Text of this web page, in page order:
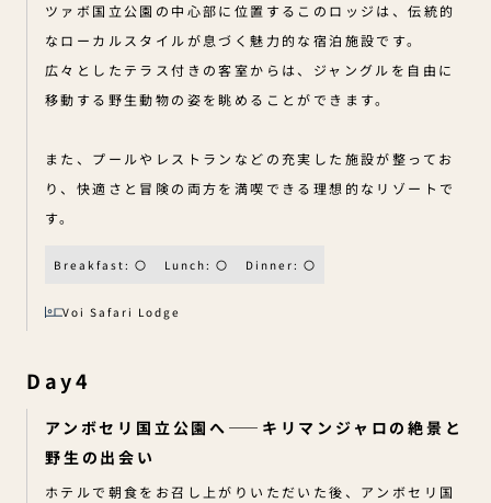
ツァボ国立公園の中心部に位置するこのロッジは、伝統的
なローカルスタイルが息づく魅力的な宿泊施設です。
広々としたテラス付きの客室からは、ジャングルを自由に
移動する野生動物の姿を眺めることができます。
また、プールやレストランなどの充実した施設が整ってお
り、快適さと冒険の両方を満喫できる理想的なリゾートで
す。
Breakfast: 〇 Lunch: 〇 Dinner: 〇
Voi Safari Lodge
Day4
アンボセリ国立公園へ——キリマンジャロの絶景と
野生の出会い
ホテルで朝食をお召し上がりいただいた後、アンボセリ国